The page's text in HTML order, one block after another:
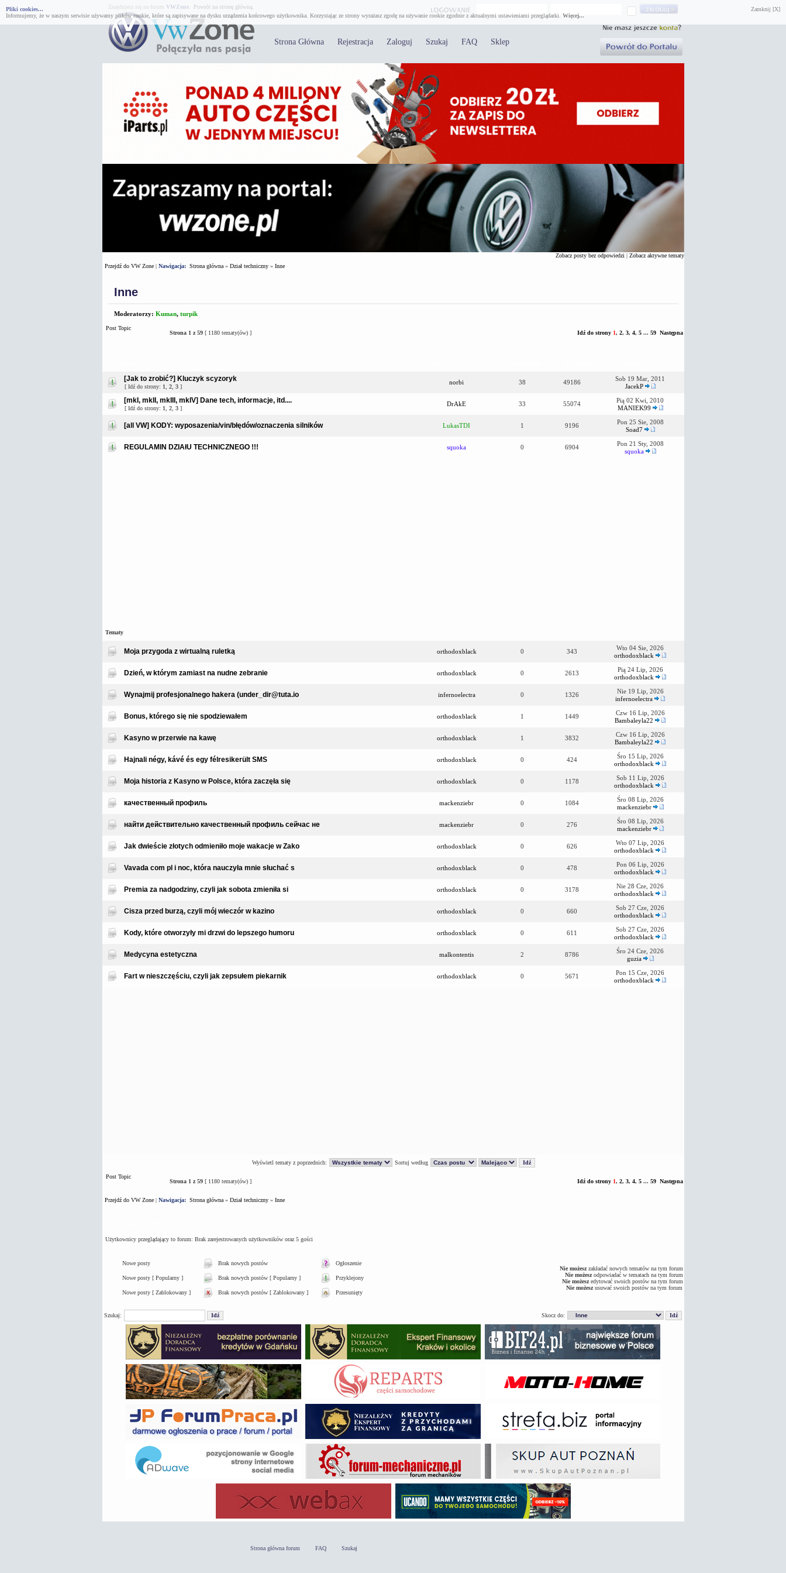
Zamknij [X]
Pliki cookies...
Informujemy, że w naszym serwisie używamy plików cookie, które są zapisywane na dysku urządzenia końcowego użytkownika. Korzystając ze strony wyrażasz zgodę na używanie cookie zgodnie z aktualnymi ustawieniami przeglądarki. Więcej...
Znajdujesz się na forum VWZone. Powrót na stronę główną.
Strona Główna Rejestracja Zaloguj Szukaj FAQ Sklep
Zobacz posty bez odpowiedzi | Zobacz aktywne tematy
Przejdź do VW Zone| Nawigacja: Strona główna» Dział techniczny» Inne
Inne
Moderatorzy: Kuman, turpik
Post Topic
Strona 1 z59[ 1180 tematy(ów) ] Idź do strony 1, 2, 3, 4, 5... 59 Następna
[Jak to zrobić?] Kluczyk scyzoryk
[ Idź do strony: 1 2, 3]
norbi 38 49186
Sob 19 Mar, 2011
JacekP
[mkI, mkII, mkIII, mkIV] Dane tech, informacje, itd....
[ Idź do strony: 1 2, 3]
DrAkE 33 55074
Pią 02 Kwi, 2010
MANIEK99
[all VW] KODY: wyposazenia/vin/błędów/oznaczenia silników LukasTDI 1 9196
Pon 25 Sie, 2008
Soad7
REGULAMIN DZIAłU TECHNICZNEGO !!! squoka 0 6904
Pon 21 Sty, 2008
squoka
Tematy
Moja przygoda z wirtualną ruletką orthodoxblack 0 343
Wto 04 Sie, 2026
orthodoxblack
Dzień, w którym zamiast na nudne zebranie orthodoxblack 0 2613
Pią 24 Lip, 2026
orthodoxblack
Wynajmij profesjonalnego hakera (under_dir@tuta.io infernoelectra 0 1326
Nie 19 Lip, 2026
infernoelectra
Bonus, którego się nie spodziewałem orthodoxblack 1 1449
Czw 16 Lip, 2026
Bambaleyla22
Kasyno w przerwie na kawę orthodoxblack 1 3832
Czw 16 Lip, 2026
Bambaleyla22
Hajnali négy, kávé és egy félresikerült SMS orthodoxblack 0 424
Śro 15 Lip, 2026
orthodoxblack
Moja historia z Kasynо w Polsce, która zaczęła się orthodoxblack 0 1178
Sob 11 Lip, 2026
orthodoxblack
качественный профиль mackenziebr 0 1084
Śro 08 Lip, 2026
mackenziebr
найти действительно качественный профиль сейчас не mackenziebr 0 276
Śro 08 Lip, 2026
mackenziebr
Jak dwieście złotych odmieniło moje wakacje w Zako orthodoxblack 0 626
Wto 07 Lip, 2026
orthodoxblack
Vavada com pl i noc, która nauczyła mnie słuchać s orthodoxblack 0 478
Pon 06 Lip, 2026
orthodoxblack
Premia za nadgodziny, czyli jak sobota zmieniła si orthodoxblack 0 3178
Nie 28 Cze, 2026
orthodoxblack
Cisza przed burzą, czyli mój wieczór w kazino orthodoxblack 0 660
Sob 27 Cze, 2026
orthodoxblack
Kody, które otworzyły mi drzwi do lepszego humoru orthodoxblack 0 611
Sob 27 Cze, 2026
orthodoxblack
Medycyna estetyczna malkontentis 2 8786
Śro 24 Cze, 2026
guzia
Fart w nieszczęściu, czyli jak zepsułem piekarnik orthodoxblack 0 5671
Pon 15 Cze, 2026
orthodoxblack
Wyświetl tematy z poprzednich: Sortuj według
Post Topic
Strona 1 z59[ 1180 tematy(ów) ] Idź do strony 1, 2, 3, 4, 5... 59 Następna
Przejdź do VW Zone| Nawigacja: Strona główna» Dział techniczny» Inne
Użytkownicy przeglądający to forum: Brak zarejestrowanych użytkowników oraz 5 gości
Nowe posty Brak nowych postów Ogłoszenie
Nowe posty [ Popularny ] Brak nowych postów [ Popularny ] Przyklejony
Nowe posty [ Zablokowany ] Brak nowych postów [ Zablokowany ] Przesunięty
Nie możeszzakładać nowych tematów na tym forum
Nie możeszodpowiadać w tematach na tym forum
Nie możeszedytować swoich postów na tym forum
Nie możeszusuwać swoich postów na tym forum
Szukaj: Skocz do:
Strona główna forum FAQ Szukaj